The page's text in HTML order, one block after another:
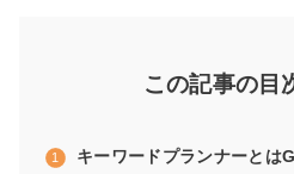
この記事の目
キーワードプランナーとは